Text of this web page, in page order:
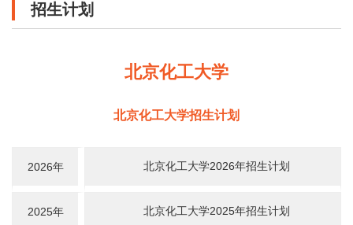
招生计划
北京化工大学
北京化工大学招生计划
2026年 北京化工大学2026年招生计划
2025年 北京化工大学2025年招生计划